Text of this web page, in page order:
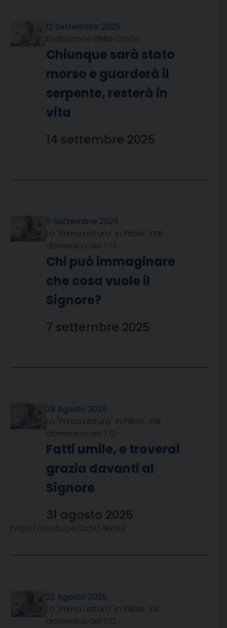
12 Settembre 2025
Esaltazione della Croce
Chiunque sarà stato
morso e guarderà il
serpente, resterà in
vita
14 settembre 2025
5 Settembre 2025
La "Prima Lettura" in Pillole: XXIII
domenica del T.O.
Chi può immaginare
che cosa vuole il
Signore?
7 settembre 2025
29 Agosto 2025
La "Prima Lettura" in Pillole: XXII
domenica del T.O.
Fatti umile, e troverai
grazia davanti al
Signore
31 agosto 2025
https://youtu.be/Od974kxXILk
22 Agosto 2025
La "Prima Lettura" in Pillole: XXI
domenica del T.O.